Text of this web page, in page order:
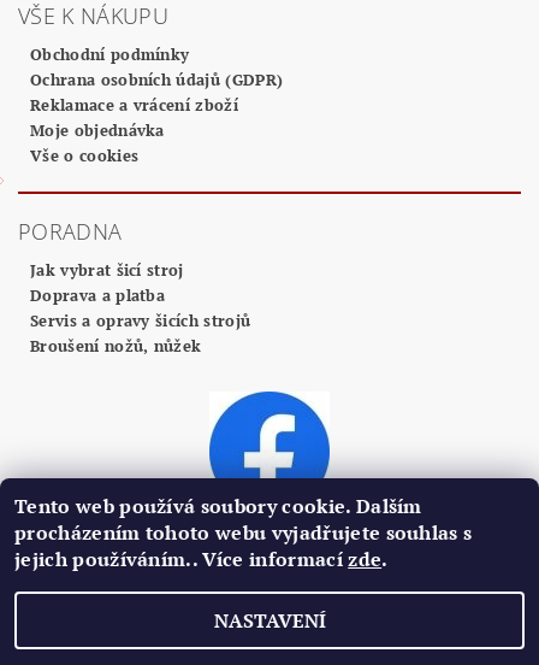
VŠE K NÁKUPU
Obchodní podmínky
Ochrana osobních údajů (GDPR)
Reklamace a vrácení zboží
Moje objednávka
Vše o cookies
PORADNA
Jak vybrat šicí stroj
Doprava a platba
Servis a opravy šicích strojů
Broušení nožů, nůžek
2026 ©Profi Centrum Plzeň, všechna práva vyhrazena
Vytvořil Shoptet
Tento web používá soubory cookie. Dalším
procházením tohoto webu vyjadřujete souhlas s
jejich používáním.. Více informacízde.
NASTAVENÍ